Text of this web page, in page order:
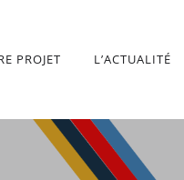
PROJET L’ACTUALITÉ